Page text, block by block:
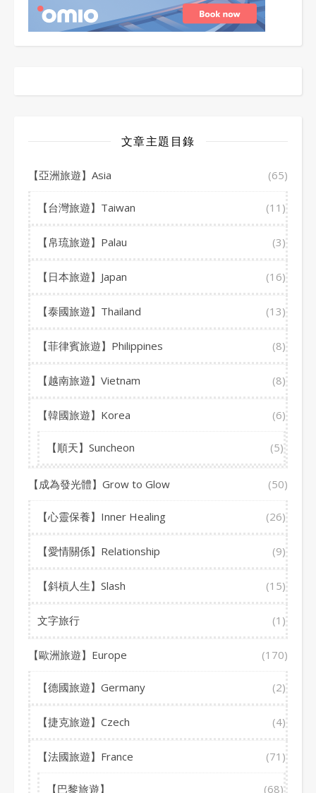
文章主題目錄
【亞洲旅遊】Asia (65)
【台灣旅遊】Taiwan (11)
【帛琉旅遊】Palau (3)
【日本旅遊】Japan (16)
【泰國旅遊】Thailand (13)
【菲律賓旅遊】Philippines (8)
【越南旅遊】Vietnam (8)
【韓國旅遊】Korea (6)
【順天】Suncheon (5)
【成為發光體】Grow to Glow (50)
【心靈保養】Inner Healing (26)
【愛情關係】Relationship (9)
【斜槓人生】Slash (15)
文字旅行 (1)
【歐洲旅遊】Europe (170)
【德國旅遊】Germany (2)
【捷克旅遊】Czech (4)
【法國旅遊】France (71)
【巴黎旅遊】 (68)